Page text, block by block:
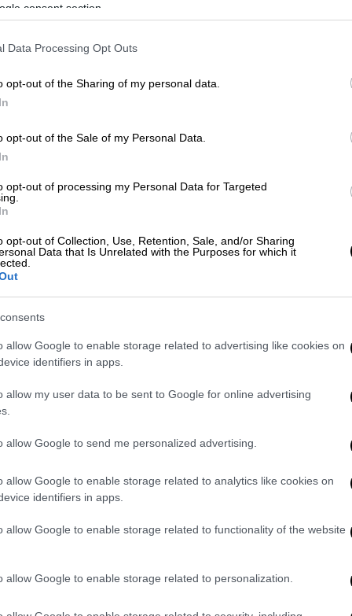
consent section.
Data Processing Opt Outs
opt-out of the Sharing of my personal data.
opt-out of the Sale of my Personal Data.
opt-out of processing my Personal Data for Targeted
opt-out of Collection, Use, Retention, Sale, and/or Sharing
Data that Is Unrelated with the Purposes for which it
allow Google to enable storage related to advertising like cookies on
identifiers in apps.
allow my user data to be sent to Google for online advertising
allow Google to send me personalized advertising.
allow Google to enable storage related to analytics like cookies on
identifiers in apps.
allow Google to enable storage related to functionality of the website
allow Google to enable storage related to personalization.
λειτουργίας θα έχει ανά πάσα στιγμή
ακριβείς ανάγκες σε ανταλλακτικά
των εξόδων για συντήρηση.
πιο εύκολη τη μετακίνηση για
όσο και η Γραμμή 4 της Αθήνας
σηματοδότησης και ελέγχου, το οποίο θα
συρμών
όπως θα είναι οι συγκεκριμένες.
και συνεχή υπολογισμό της θέσης
όλων των συρμών στη γραμμή με τη
τόσο επί των συρμών όσο και
(ΚΕΛ).
τους ασύρματα έως και 10 φορές
τη θέση κάθε συρμού με υψηλή
η πιθανότητα κρίσιμου λάθους
κάτι 1 δισεκ. φορές, υπάρχει μία
απειροελάχιστη πιθανότητα σε σχέση
οι χρονοαποστάσεις των συρμών θα
ή και λιγότερο στα 75
οφέλη του συγκαταλέγονται «το
τα ανύπαρκτα ανθρώπινα λάθη
εξοπλισμός και η λιγότερη συντήρηση».